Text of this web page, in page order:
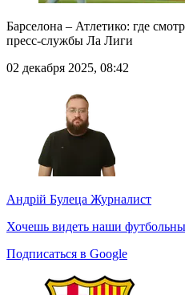
Барселона – Атлетико: где
пресс-службы Ла Лиги
02 декабря 2025, 08:42
Андрій Булеца Журналист
Хочешь видеть наши
Подписаться в Google